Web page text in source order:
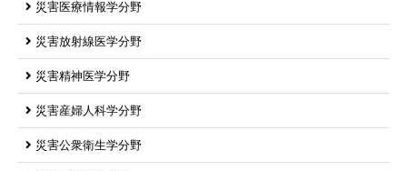
災害医療情報学分野
災害放射線医学分野
災害精神医学分野
災害産婦人科学分野
災害公衆衛生学分野